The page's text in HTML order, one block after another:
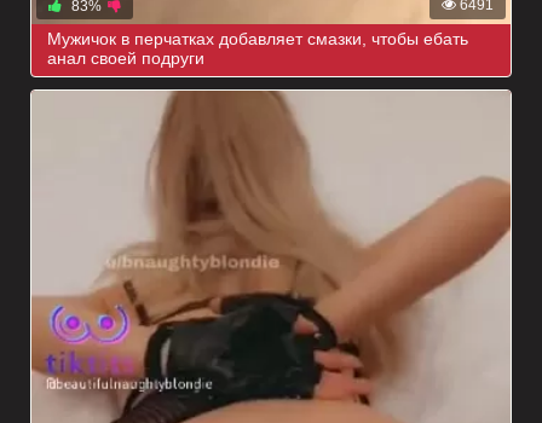
6491
83%
Мужичок в перчатках добавляет смазки, чтобы ебать
анал своей подруги